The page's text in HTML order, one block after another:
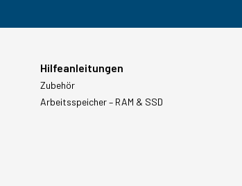
Hilfeanleitungen
Zubehör
Arbeitsspeicher – RAM & SSD